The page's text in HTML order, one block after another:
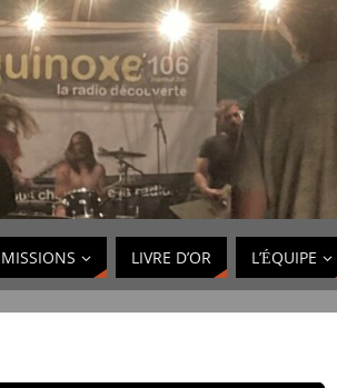
LIVRE D’OR L’ÉQUIPE